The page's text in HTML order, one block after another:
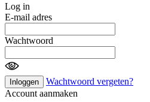
Log in
E-mail adres
Wachtwoord
Inloggen
Wachtwoord vergeten?
Account aanmaken